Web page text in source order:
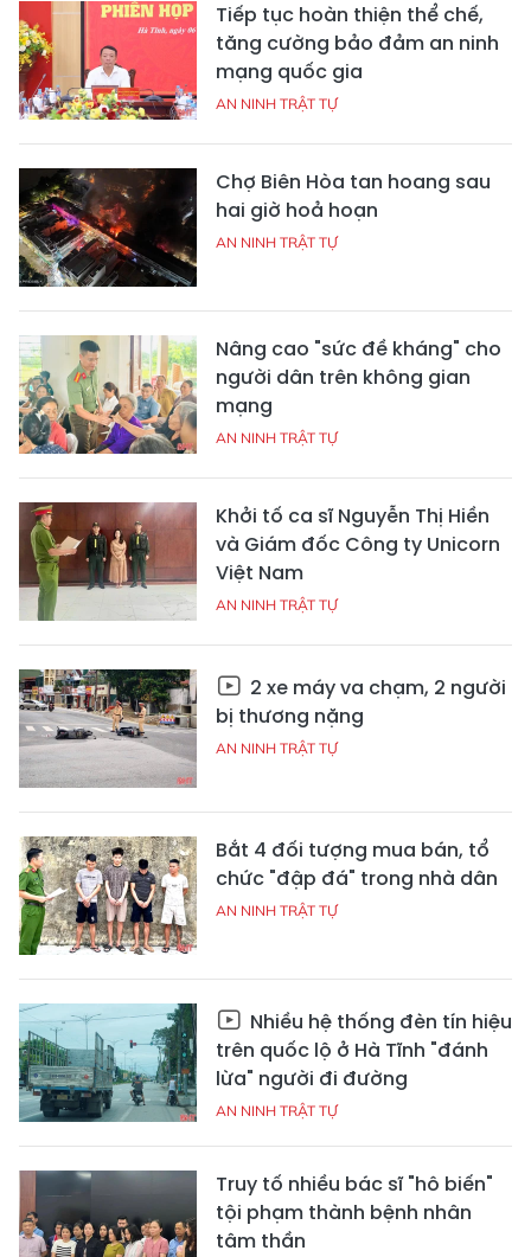
Tiếp tục hoàn thiện thể chế,
tăng cường bảo đảm an ninh
mạng quốc gia
AN NINH TRẬT TỰ
Chợ Biên Hòa tan hoang sau
hai giờ hoả hoạn
AN NINH TRẬT TỰ
Nâng cao "sức đề kháng" cho
người dân trên không gian
mạng
AN NINH TRẬT TỰ
Khởi tố ca sĩ Nguyễn Thị Hiền
và Giám đốc Công ty Unicorn
Việt Nam
AN NINH TRẬT TỰ
2 xe máy va chạm, 2 người
bị thương nặng
AN NINH TRẬT TỰ
Bắt 4 đối tượng mua bán, tổ
chức "đập đá" trong nhà dân
AN NINH TRẬT TỰ
Nhiều hệ thống đèn tín hiệu
trên quốc lộ ở Hà Tĩnh "đánh
lừa" người đi đường
AN NINH TRẬT TỰ
Truy tố nhiều bác sĩ "hô biến"
tội phạm thành bệnh nhân
tâm thần